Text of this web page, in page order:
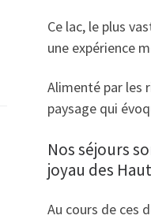
une
Ce lac, le plus
une expérience
Alimenté par les
paysage qui
Nos séjours
joyau des
Au cours de ces